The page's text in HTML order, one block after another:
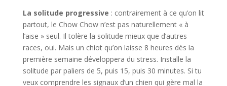
La solitude progressive : contrairement à ce qu’on lit
partout, le Chow Chow n’est pas naturellement « à
l’aise » seul. Il tolère la solitude mieux que d’autres
races, oui. Mais un chiot qu’on laisse 8 heures dès la
première semaine développera du stress. Installe la
solitude par paliers de 5, puis 15, puis 30 minutes. Si tu
veux comprendre les signaux d’un chien qui gère mal la